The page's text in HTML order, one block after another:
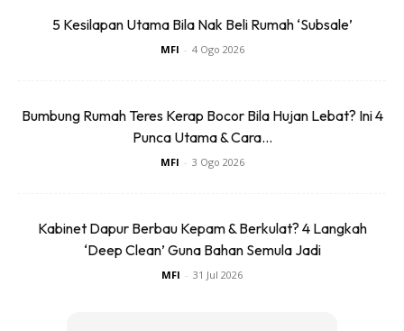
yang cantik semata-mata. Ia juga telah didatangkan
dengan rekaan permukaan badan yang diperbuat daripada
5 Kesilapan Utama Bila Nak Beli Rumah ‘Subsale’
MFI - 4 Ogo 2026
Bumbung Rumah Teres Kerap Bocor Bila Hujan Lebat? Ini 4
Punca Utama & Cara...
MFI - 3 Ogo 2026
Kabinet Dapur Berbau Kepam & Berkulat? 4 Langkah
‘Deep Clean’ Guna Bahan Semula Jadi
MFI - 31 Jul 2026